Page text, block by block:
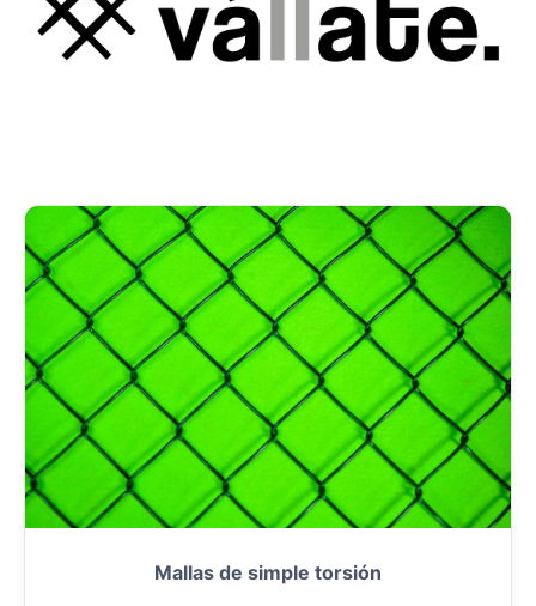
Mallas de simple torsión